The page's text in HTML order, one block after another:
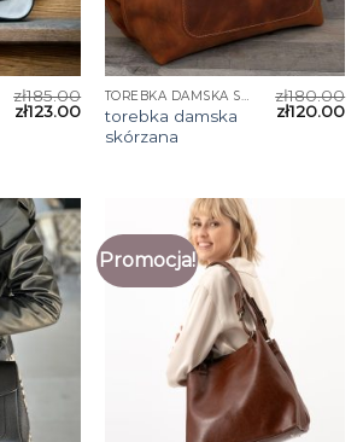
zł185.00
zł123.00
TOREBKA DAMSKA SKÓRZANA
torebka damska
skórzana
zł180.00
zł120.00
Promocja!